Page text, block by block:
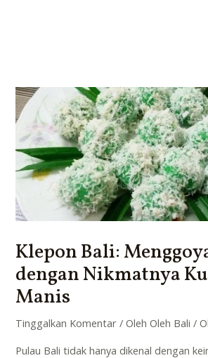
Klepon Bali:
dengan Nikmatnya
Manis
Tinggalkan Komentar /Oleh Oleh Bali /
Pulau Bali tidak hanya dikenal dengan